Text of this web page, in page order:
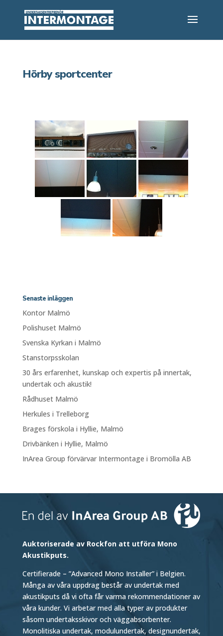
Hörby sportcenter
Senaste inläggen
Kontor Malmö
Polishuset Malmö
Svenska Kyrkan i Malmö
Stanstorpsskolan
30 års erfarenhet, kunskap och expertis på innertak,
undertak och akustik!
Rådhuset Malmö
Herkules i Trelleborg
Brages förskola i Hyllie, Malmö
Drivbänken i Hyllie, Malmö
InArea Group förvärvar Intermontage i Bromölla AB
Auktoriserade av Rockfon att utföra Mono
Akustikputs.
Certifierade – ”Advanced Mono Installer” i Belgien.
Många av våra uppdrag består av undertak med
akustikputs då vi ofta får varma rekommendationer av
våra kunder. Vi arbetar med alla typer av produkter
såsom undertaksskivor och väggabsorbenter.
Monolitiska undertak, modulundertak, designundertak,